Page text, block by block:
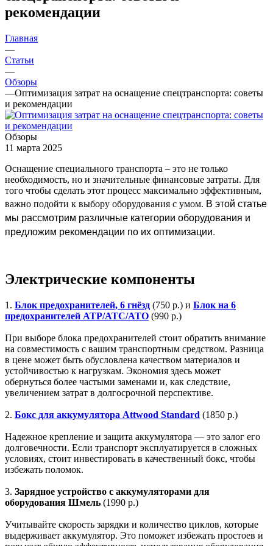
рекомендации
Главная
—
Статьи
—
Обзоры
—Оптимизация затрат на оснащение спецтранспорта: советы
и рекомендации
Обзоры
11 марта 2025
Оснащение специального транспорта – это не только
необходимость, но и значительные финансовые затраты. Для
того чтобы сделать этот процесс максимально эффективным,
важно подойти к выбору оборудования с умом. В этой статье
мы рассмотрим различные категории оборудования и
предложим рекомендации по их оптимизации.
Электрические компоненты
1. Блок предохранителей, 6 гнёзд (750 р.) и Блок на 6
предохранителей ATP/ATC/ATO (990 р.)
При выборе блока предохранителей стоит обратить внимание
на совместимость с вашим транспортным средством. Разница
в цене может быть обусловлена качеством материалов и
устойчивостью к нагрузкам. Экономия здесь может
обернуться более частыми заменами и, как следствие,
увеличением затрат в долгосрочной перспективе.
2. Бокс для аккумулятора Attwood Standard (1850 р.)
Надежное крепление и защита аккумулятора — это залог его
долговечности. Если транспорт эксплуатируется в сложных
условиях, стоит инвестировать в качественный бокс, чтобы
избежать поломок.
3. Зарядное устройство с аккумуляторами для
оборудования Шмель (1990 р.)
Учитывайте скорость зарядки и количество циклов, которые
выдерживает аккумулятор. Это поможет избежать простоев и